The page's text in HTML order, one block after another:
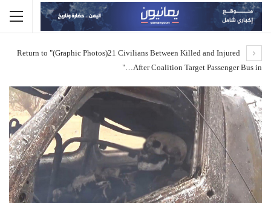
Return to "(Graphic Photos)21 Civilians Between Killed and Injured
After Coalition Target Passenger Bus in…"